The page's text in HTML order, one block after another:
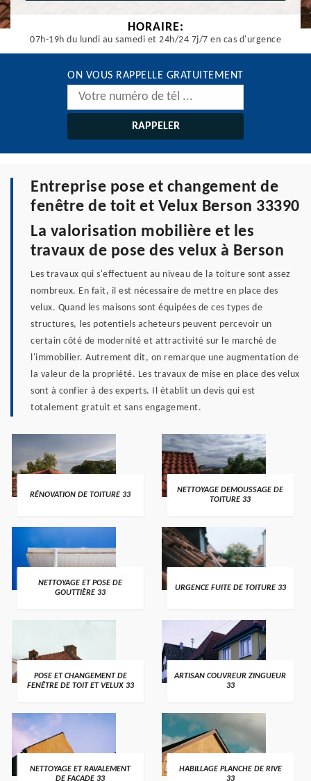
HORAIRE:
07h-19h du lundi au samedi et 24h/24 7j/7 en cas d'urgence
ON VOUS RAPPELLE GRATUITEMENT
Entreprise pose et changement de
fenêtre de toit et Velux Berson 33390
La valorisation mobilière et les
travaux de pose des velux à Berson
Les travaux qui s'effectuent au niveau de la toiture sont assez
nombreux. En fait, il est nécessaire de mettre en place des
velux. Quand les maisons sont équipées de ces types de
structures, les potentiels acheteurs peuvent percevoir un
certain côté de modernité et attractivité sur le marché de
l'immobilier. Autrement dit, on remarque une augmentation de
la valeur de la propriété. Les travaux de mise en place des velux
sont à confier à des experts. Il établit un devis qui est
totalement gratuit et sans engagement.
RÉNOVATION DE TOITURE 33
NETTOYAGE DEMOUSSAGE DE
TOITURE 33
NETTOYAGE ET POSE DE
GOUTTIÈRE 33
URGENCE FUITE DE TOITURE 33
POSE ET CHANGEMENT DE
FENÊTRE DE TOIT ET VELUX 33
ARTISAN COUVREUR ZINGUEUR
33
NETTOYAGE ET RAVALEMENT
DE FAÇADE 33
HABILLAGE PLANCHE DE RIVE
33